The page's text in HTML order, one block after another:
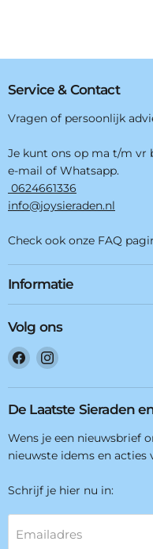
Service & Contact
Vragen of persoonlijk
Je kunt ons op ma t/m vr
e-mail of Whatsapp.
0624661336
info@joysieraden.nl
Check ook onze FAQ
Informatie
Volg ons
Vind
ons
op
Facebook
Vind
op
Instagram
De Laatste Sieraden
Wens je een nieuwsbrief
nieuwste idems en acties
Schrijf je hier nu in:
Emailadres